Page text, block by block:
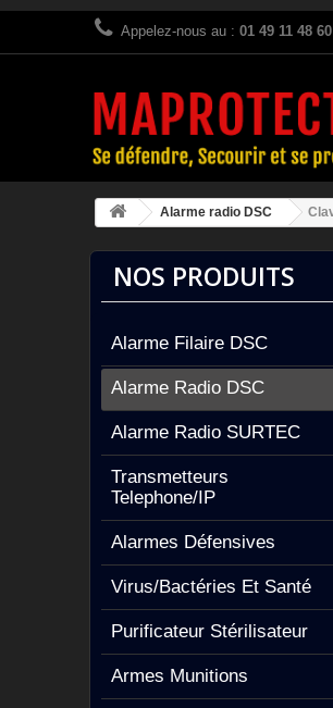
Appelez-nous au : 01 49 11 48 60
Alarme radio DSC
NOS PRODUITS
Alarme Filaire DSC
Alarme Radio DSC
Alarme Radio SURTEC
Transmetteurs
Telephone/IP
Alarmes Défensives
Virus/Bactéries Et Santé
Purificateur Stérilisateur
Armes Munitions